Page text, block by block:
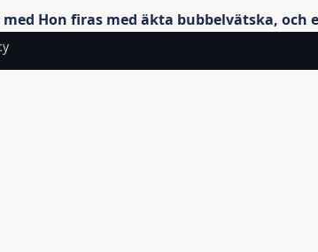
Hon firas med äkta bubbelvätska, och